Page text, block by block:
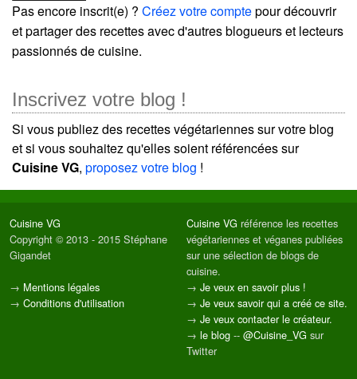
Pas encore inscrit(e) ? Créez votre comptepour découvrir
et partager des recettes avec d'autres blogueurs et lecteurs
passionnés de cuisine.
Inscrivez votre blog !
Si vous publiez des recettes végétariennes sur votre blog
et si vous souhaitez qu'elles soient référencées sur
Cuisine VG, proposez votre blog !
Cuisine VG
Copyright © 2013 - 2015 Stéphane
Gigandet
→ Mentions légales
→ Conditions d'utilisation
Cuisine VG référence les recettes
végétariennes et véganes publiées
sur une sélection de blogs de
cuisine.
→ Je veux en savoir plus !
→ Je veux savoir qui a créé ce site.
→ Je veux contacter le créateur.
→ le blog -- @Cuisine_VG sur
Twitter